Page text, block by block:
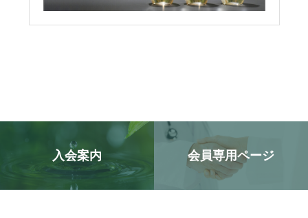
入会案内 会員専用ページ